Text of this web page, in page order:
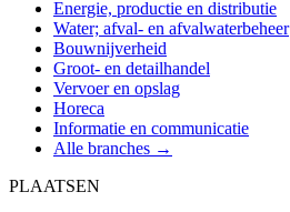
Energie, productie en distributie
Water; afval- en afvalwaterbeheer
Bouwnijverheid
Groot- en detailhandel
Vervoer en opslag
Horeca
Informatie en communicatie
Alle branches →
PLAATSEN